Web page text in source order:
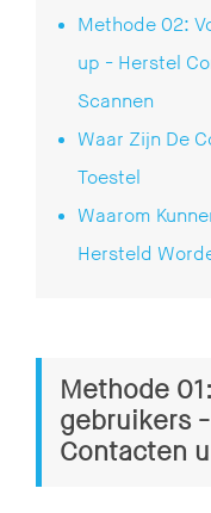
Methode 02:
up - Herstel
Scannen
Waar Zijn De
Toestel
Waarom
Hersteld
Methode
gebruikers
Contacten